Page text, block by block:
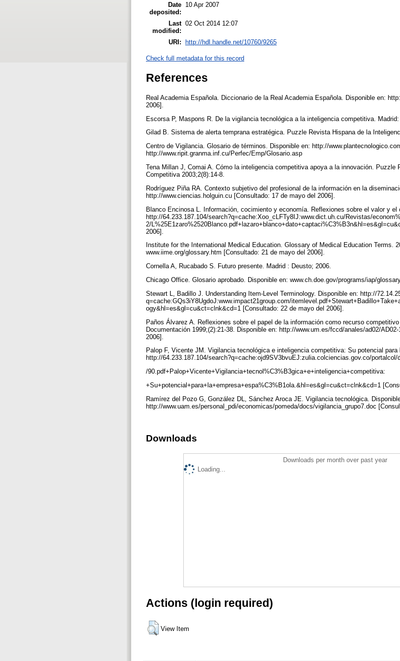
Date
deposited:
10 Apr 2007
Last
modified:
02 Oct 2014 12:07
URI: http://hdl.handle.net/10760/9265
Check full metadata for this record
References
Real Academia Española. Diccionario de la Real Academia Española. Disponible en:
2006].
Escorsa P, Maspons R. De la vigilancia tecnológica a la inteligencia competitiva.
Gilad B. Sistema de alerta temprana estratégica. Puzzle Revista Hispana de la
Centro de Vigilancia. Glosario de términos. Disponible en: http://
http://www.ripit.granma.inf.cu/Perfec/Emp/Glosario.asp
Tena Millan J, Comai A. Cómo la inteligencia competitiva apoya a la innovación. Puzzle
Competitiva 2003;2(8):14-8.
Rodríguez Piña RA. Contexto subjetivo del profesional de la información en la
http://www.ciencias.holguin.cu [Consultado: 17 de mayo del 2006].
Blanco Encinosa L. Información, cocimiento y economía. Reflexiones sobre el valor y el
http://64.233.187.104/search?q=cache:Xoo_cLFTy8IJ:www.dict.uh.cu/Revistas/
2/
2006].
Institute for the International Medical Education. Glossary of Medical Education Terms.
www.iime.org/glossary.htm [Consultado: 21 de mayo del 2006].
Cornella A, Rucabado S. Futuro presente. Madrid : Deusto; 2006.
Chicago Office. Glosario aprobado. Disponible en: www.ch.doe.gov/programs/iap/
Stewart L, Badillo J. Understanding Item-Level Terminology. Disponible en: http://
q=cache:GQs3iY8UgdoJ:www.impact21group.com/
ogy&hl=es&gl=cu&ct=clnk&cd=1 [Consultado: 22 de mayo del 2006].
Paños Álvarez A. Reflexiones sobre el papel de la información como recurso
Documentación 1999;(2):21-38. Disponible en: http://www.um.es/fccd/anales/ad02/
2006].
Palop F, Vicente JM. Vigilancia tecnológica e inteligencia competitiva: Su potencial
http://64.233.187.104/search?q=cache:ojd9SV3bvuEJ:zulia.colciencias.gov.co/portalcol/
/90.pdf+Palop+Vicente+Vigilancia+tecnol%C3%B3gica+e+inteligencia+competitiva:
+Su+potencial+para+la+empresa+espa%C3%B1ola.&hl=es&gl=cu&ct=clnk&cd=1
Ramírez del Pozo G, González DL, Sánchez Aroca JE. Vigilancia tecnológica.
http://www.uam.es/personal_pdi/economicas/pomeda/docs/vigilancia_grupo7.doc
Downloads
Downloads per month over past year
Loading...
Actions (login required)
View Item